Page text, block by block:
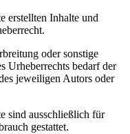
erstellten Inhalte und
oder sonstige
Urheberrechts bedarf der
jeweiligen Autors oder
sind ausschließlich für
gestattet.